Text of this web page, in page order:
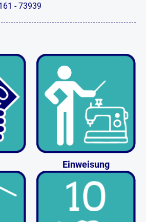
- 73939
Einweisung